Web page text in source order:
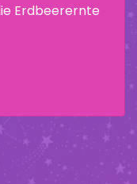
Erdbeerernte